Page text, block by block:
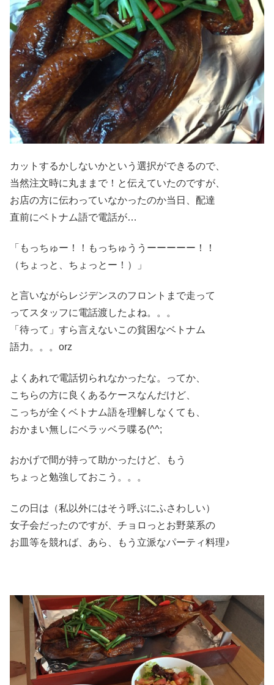
カットするかしないかという選択ができるので、
当然注文時に丸ままで！と伝えていたのですが、
お店の方に伝わっていなかったのか当日、配達
直前にベトナム語で電話が…
「もっちゅー！！もっちゅううーーーーー！！
（ちょっと、ちょっとー！）」
と言いながらレジデンスのフロントまで走って
ってスタッフに電話渡したよね。。。
「待って」すら言えないこの貧困なベトナム
語力。。。orz
よくあれで電話切られなかったな。ってか、
こちらの方に良くあるケースなんだけど、
こっちが全くベトナム語を理解しなくても、
おかまい無しにベラッベラ喋る(^^;
おかげで間が持って助かったけど、もう
ちょっと勉強しておこう。。。
この日は（私以外にはそう呼ぶにふさわしい）
女子会だったのですが、チョロっとお野菜系の
お皿等を競れば、あら、もう立派なパーティ料理♪